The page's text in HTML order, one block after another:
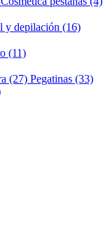
y depilación (16)
(11)
(27) Pegatinas (33)